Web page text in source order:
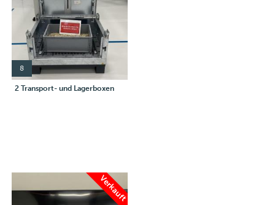
8
2 Transport- und Lagerboxen
Verkauft